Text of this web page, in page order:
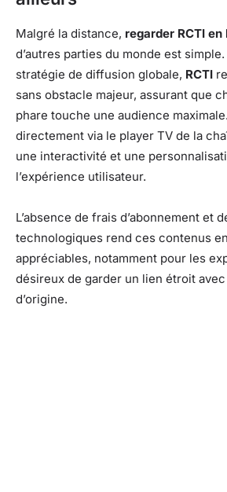
Malgré la distance, regarder RCTI en
d’autres parties du monde est
stratégie de diffusion globale, RCTI
sans obstacle majeur, assurant que
phare touche une audience
directement via le player TV de la
une interactivité et une
l’expérience utilisateur.
L’absence de frais d’abonnement et
technologiques rend ces contenus
appréciables, notamment pour les
désireux de garder un lien étroit
d’origine.